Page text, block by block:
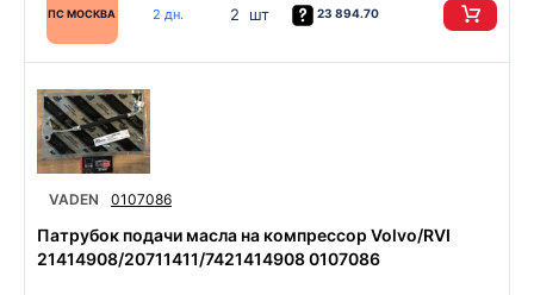
ПС МОСКВА 2 дн. 2 шт 23 894.70
VADEN 0107086
Патрубок подачи масла на компрессор Volvo/RVI
21414908/20711411/7421414908 0107086